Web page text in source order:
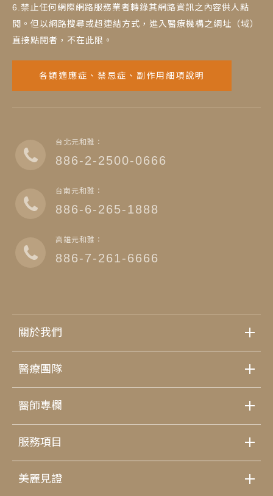
6.禁止任何網際網路服務業者轉錄其網路資訊之內容供人點
閱。但以網路搜尋或超連結方式，進入醫療機構之網址（域）
直接點閱者，不在此限。
各類適應症、禁忌症、副作用細項說明
台北元和雅：
886-2-2500-0666
台南元和雅：
886-6-265-1888
高雄元和雅：
886-7-261-6666
關於我們
醫療團隊
醫師專欄
服務項目
美麗見證